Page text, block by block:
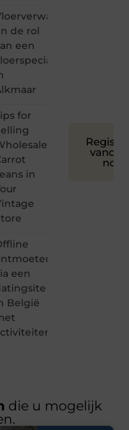
de rol
een
for
in
een
België
nog
die u mogelijk